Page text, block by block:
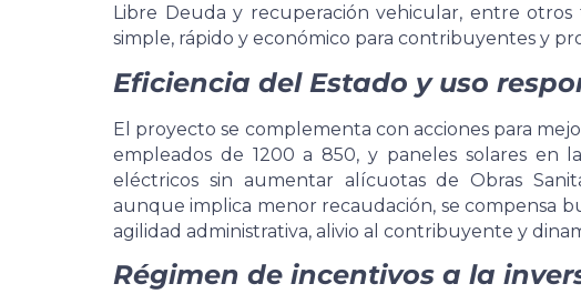
Libre Deuda y recuperación vehicular, entre
simple, rápido y económico para contribuyentes y
Eficiencia del Estado y uso
El proyecto se complementa con acciones para
empleados de 1200 a 850, y paneles solares en
eléctricos sin aumentar alícuotas de Obras
aunque implica menor recaudación, se compensa
agilidad administrativa, alivio al contribuyente y
Régimen de incentivos a la